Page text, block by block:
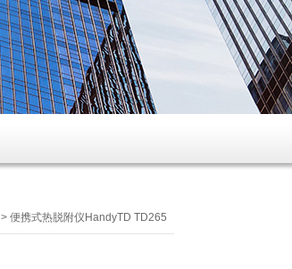
> 便携式热脱附仪HandyTD TD265